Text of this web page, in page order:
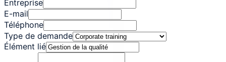
Entreprise
E-mail
Téléphone
Type de demande
Élément lié